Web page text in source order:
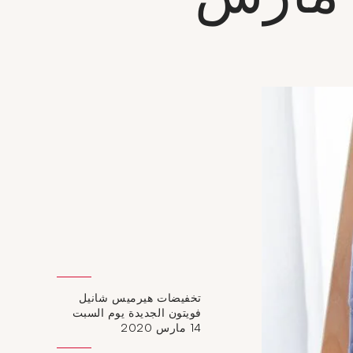
تخفيضات هيرميس شانيل
فويتون الجديدة يوم السبت
14 مارس 2020